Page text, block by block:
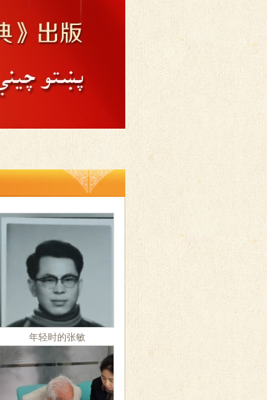
年轻时的张敏